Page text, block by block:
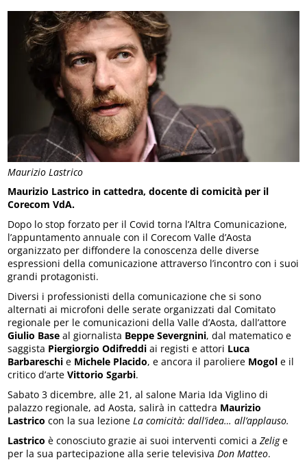
Maurizio Lastrico
Maurizio Lastrico in cattedra, docente di comicità per il
Corecom VdA.
Dopo lo stop forzato per il Covid torna l’Altra Comunicazione,
l’appuntamento annuale con il Corecom Valle d’Aosta
organizzato per diffondere la conoscenza delle diverse
espressioni della comunicazione attraverso l’incontro con i suoi
grandi protagonisti.
Diversi i professionisti della comunicazione che si sono
alternati ai microfoni delle serate organizzati dal Comitato
regionale per le comunicazioni della Valle d’Aosta, dall’attore
Giulio Base al giornalista Beppe Severgnini, dal matematico e
saggista Piergiorgio Odifreddi ai registi e attori Luca
Barbareschi e Michele Placido, e ancora il paroliere Mogol e il
critico d’arteVittorio Sgarbi.
Sabato 3 dicembre, alle 21, al salone Maria Ida Viglino di
palazzo regionale, ad Aosta, salirà in cattedra Maurizio
Lastrico con la sua lezioneLa comicità: dall’idea… all’applauso.
Lastrico è conosciuto grazie ai suoi interventi comici aZelige
per la sua partecipazione alla serie televisivaDon Matteo.